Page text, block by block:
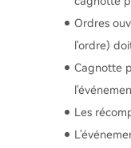
Ordres
l'ordre)
Cagnotte
Les